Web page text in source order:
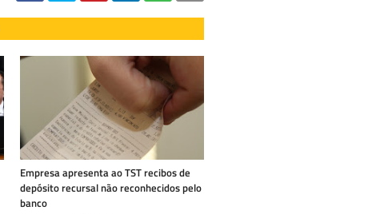
Empresa apresenta ao TST recibos de
depósito recursal não reconhecidos pelo
banco